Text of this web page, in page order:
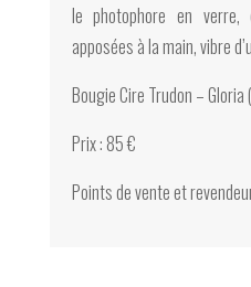
le photophore en verre,
apposées à la main, vibre
Bougie Cire Trudon –
Prix : 85 €
Points de vente et